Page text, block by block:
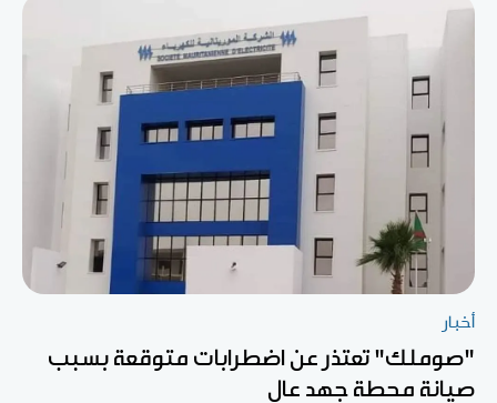
أخبار
"صوملك" تعتذر عن اضطرابات متوقعة بسبب
صيانة محطة جهد عال